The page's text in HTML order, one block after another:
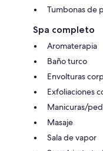
Tumbonas de
Spa completo
Aromaterapia
Baño turco
Envolturas
Exfoliaciones
Manicuras/
Masaje
Sala de vapor